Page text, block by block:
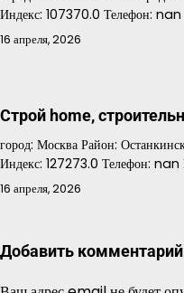
Индекс: 107370.0 Телефон:
16 апреля, 2026
Строй home,
город: Москва Район:
Индекс: 127273.0 Телефон:
16 апреля, 2026
Добавить комментарий